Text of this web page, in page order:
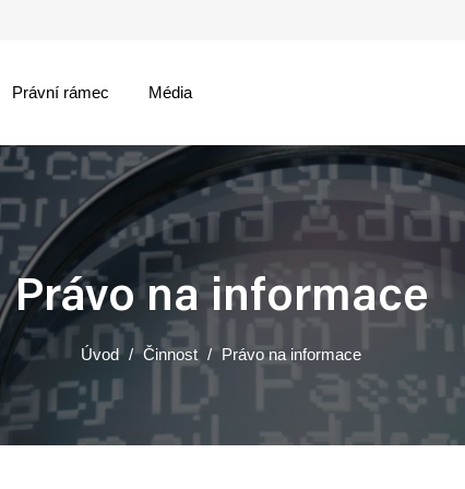
Právní rámec Média
Právo na informace
Úvod Činnost Právo na informace